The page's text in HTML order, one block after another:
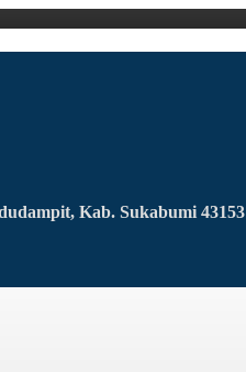
Kab. Sukabumi 43153